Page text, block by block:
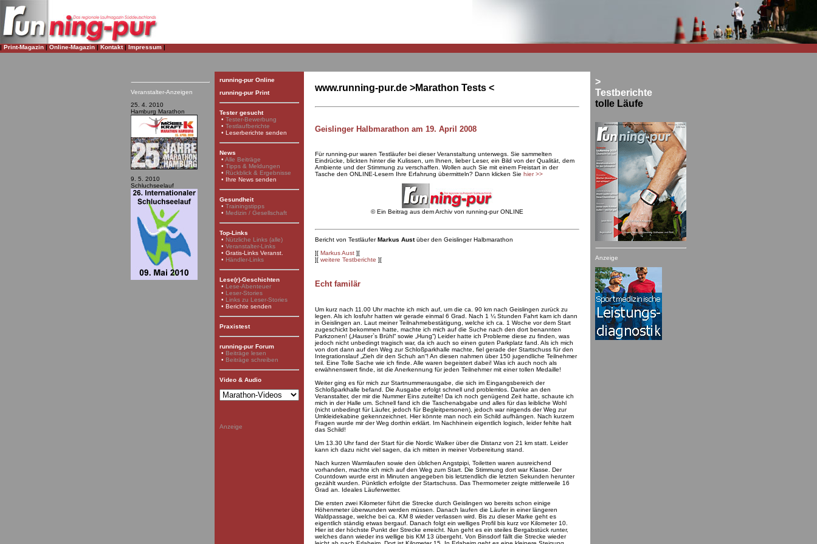
| Print-Magazin | Online-Magazin | Kontakt| Impressum |
Veranstalter-Anzeigen
25. 4. 2010
Hamburg Marathon
9. 5. 2010
Schluchseelauf
running-pur Online
running-pur Print
Tester gesucht
• Tester-Bewerbung
• Testlaufberichte
• Leserberichte senden
News
• Alle Beiträge
• Tipps & Meldungen
• Rückblick & Ergebnisse
• Ihre News senden
Gesundheit
• Trainingstipps
• Medizin / Gesellschaft
Top-Links
• Nützliche Links (alle)
• Veranstalter-Links
• Gratis-Links Veranst.
• Händler-Links
Lese(r)-Geschichten
• Lese-Abenteuer
• Leser-Stories
• Links zu Leser-Stories
• Berichte senden
Praxistest
running-pur Forum
• Beiträge lesen
• Beiträge schreiben
Video & Audio
Anzeige
www.running-pur.de >Marathon Tests <
Geislinger Halbmarathon am 19. April 2008
Für running-pur waren Testläufer bei dieser Veranstaltung unterwegs. Sie sammelten
Eindrücke, blickten hinter die Kulissen, um Ihnen, lieber Leser, ein Bild von der Qualität, dem
Ambiente und der Stimmung zu verschaffen. Wollen auch Sie mit einem Freistart in der
Tasche den ONLINE-Lesern Ihre Erfahrung übermitteln? Dann klicken Sie hier>>
©Ein Beitrag aus dem Archiv von running-pur ONLINE
Bericht von TestläuferMarkus Austüber den Geislinger Halbmarathon
][ Markus Aust ][
][ weitere Testberichte ][
Echt familär
Um kurz nach 11.00 Uhr machte ich mich auf, um die ca. 90 km nach Geislingen zurück zu
legen. Als ich losfuhr hatten wir gerade einmal 6 Grad. Nach 1 ¼ Stunden Fahrt kam ich dann
in Geislingen an. Laut meiner Teilnahmebestätigung, welche ich ca. 1 Woche vor dem Start
zugeschickt bekommen hatte, machte ich mich auf die Suche nach den dort benannten
Parkzonen! („Hauser`s Brühl“ sowie „Hung“) Leider hatte ich Probleme diese zu finden, was
jedoch nicht unbedingt tragisch war, da ich auch so einen guten Parkplatz fand. Als ich mich
von dort dann auf den Weg zur Schloßparkhalle machte, fiel gerade der Startschuss für den
Integrationslauf „Zieh dir den Schuh an“! An diesen nahmen über 150 jugendliche Teilnehmer
teil. Eine Tolle Sache wie ich finde. Alle waren begeistert dabei! Was ich auch noch als
erwähnenswert finde, ist die Anerkennung für jeden Teilnehmer mit einer tollen Medaille!
Weiter ging es für mich zur Startnummerausgabe, die sich im Eingangsbereich der
Schloßparkhalle befand. Die Ausgabe erfolgt schnell und problemlos. Danke an den
Veranstalter, der mir die Nummer Eins zuteilte! Da ich noch genügend Zeit hatte, schaute ich
mich in der Halle um. Schnell fand ich die Taschenabgabe und alles für das leibliche Wohl
(nicht unbedingt für Läufer, jedoch für Begleitpersonen), jedoch war nirgends der Weg zur
Umkleidekabine gekennzeichnet. Hier könnte man noch ein Schild aufhängen. Nach kurzem
Fragen wurde mir der Weg dorthin erklärt. Im Nachhinein eigentlich logisch, leider fehlte halt
das Schild!
Um 13.30 Uhr fand der Start für die Nordic Walker über die Distanz von 21 km statt. Leider
kann ich dazu nicht viel sagen, da ich mitten in meiner Vorbereitung stand.
Nach kurzen Warmlaufen sowie den üblichen Angstpipi, Toiletten waren ausreichend
vorhanden, machte ich mich auf den Weg zum Start. Die Stimmung dort war Klasse. Der
Countdown wurde erst in Minuten angegeben bis letztendlich die letzten Sekunden herunter
gezählt wurden. Pünktlich erfolgte der Startschuss. Das Thermometer zeigte mittlerweile 16
Grad an. Ideales Läuferwetter.
Die ersten zwei Kilometer führt die Strecke durch Geislingen wo bereits schon einige
Höhenmeter überwunden werden müssen. Danach laufen die Läufer in einer längeren
Waldpassage, welche bei ca. KM 8 wieder verlassen wird. Bis zu dieser Marke geht es
eigentlich ständig etwas bergauf. Danach folgt ein welliges Profil bis kurz vor Kilometer 10.
Hier ist der höchste Punkt der Strecke erreicht. Nun geht es ein steiles Bergabstück runter,
welches dann wieder ins wellige bis KM 13 übergeht. Von Binsdorf fällt die Strecke wieder
>
Testberichte
tolle Läufe
Anzeige